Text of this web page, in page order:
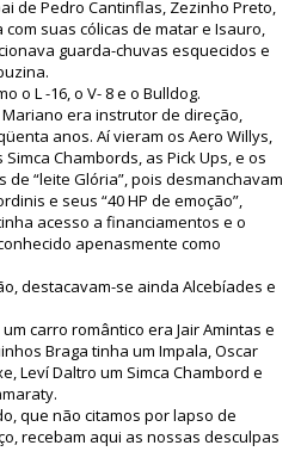
de Pedro Cantinflas, Zezinho Preto,
suas cólicas de matar e Isauro,
guarda-chuvas esquecidos e
o L -16, o V- 8 e o Bulldog.
era instrutor de direção,
anos. Aí vieram os Aero Willys,
Chambords, as Pick Ups, e os
“leite Glória”, pois desmanchavam
e seus “40 HP de emoção”,
acesso a financiamentos e o
apenasmente como
destacavam-se ainda Alcebíades e
carro romântico era Jair Amintas e
Braga tinha um Impala, Oscar
Leví Daltro um Simca Chambord e
que não citamos por lapso de
recebam aqui as nossas desculpas